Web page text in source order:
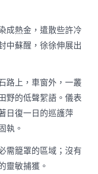
成熱金，遣散些許冷
中蘇醒，徐徐伸展出
路上，車窗外，一叢
野的低聲絮語。儀表
日復一日的巡護萍
執。
需籠罩的區域；沒有
靈敏捕獲。